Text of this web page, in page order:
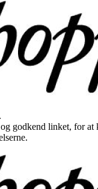
godkend linket, for at